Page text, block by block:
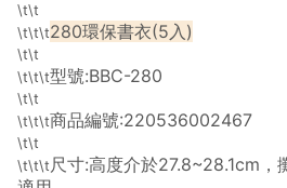
\t\t
\t\t\t280環保書衣(5入)
\t\t
\t\t\t型號:BBC-280
\t\t
\t\t\t商品編號:220536002467
\t\t
\t\t\t尺寸:高度介於27.8~28.1cm